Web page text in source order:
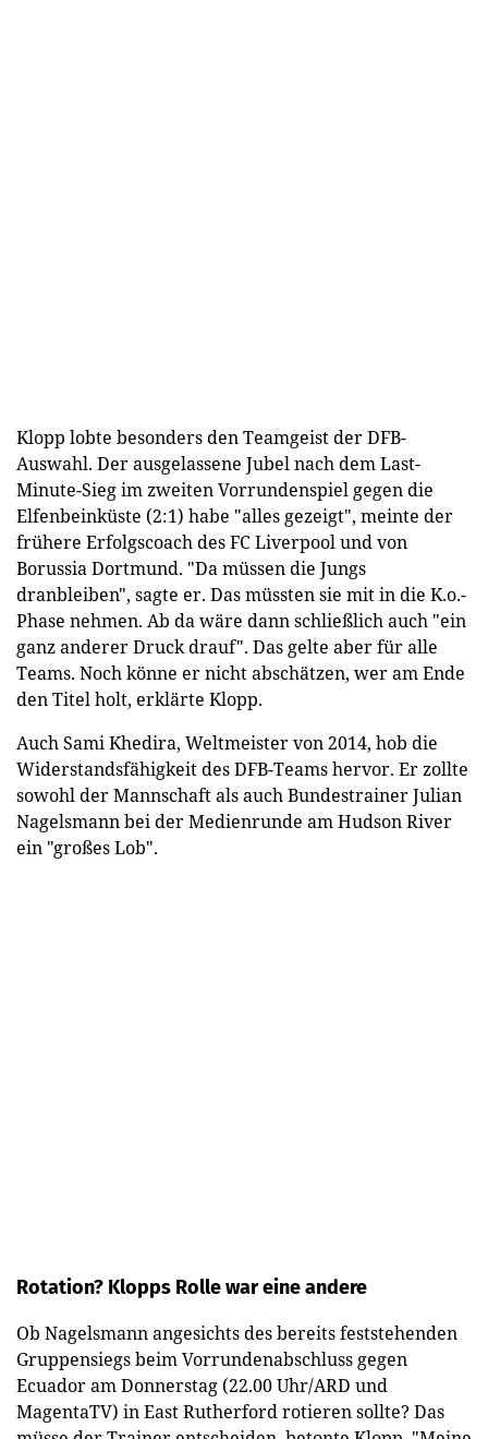
Klopp lobte besonders den Teamgeist der DFB-
Auswahl. Der ausgelassene Jubel nach dem Last-
Minute-Sieg im zweiten Vorrundenspiel gegen die
Elfenbeinküste (2:1) habe "alles gezeigt", meinte der
frühere Erfolgscoach des FC Liverpool und von
Borussia Dortmund. "Da müssen die Jungs
dranbleiben", sagte er. Das müssten sie mit in die K.o.-
Phase nehmen. Ab da wäre dann schließlich auch "ein
ganz anderer Druck drauf". Das gelte aber für alle
Teams. Noch könne er nicht abschätzen, wer am Ende
den Titel holt, erklärte Klopp.
Auch Sami Khedira, Weltmeister von 2014, hob die
Widerstandsfähigkeit des DFB-Teams hervor. Er zollte
sowohl der Mannschaft als auch Bundestrainer Julian
Nagelsmann bei der Medienrunde am Hudson River
ein "großes Lob".
Rotation? Klopps Rolle war eine andere
Ob Nagelsmann angesichts des bereits feststehenden
Gruppensiegs beim Vorrundenabschluss gegen
Ecuador am Donnerstag (22.00 Uhr/ARD und
MagentaTV) in East Rutherford rotieren sollte? Das